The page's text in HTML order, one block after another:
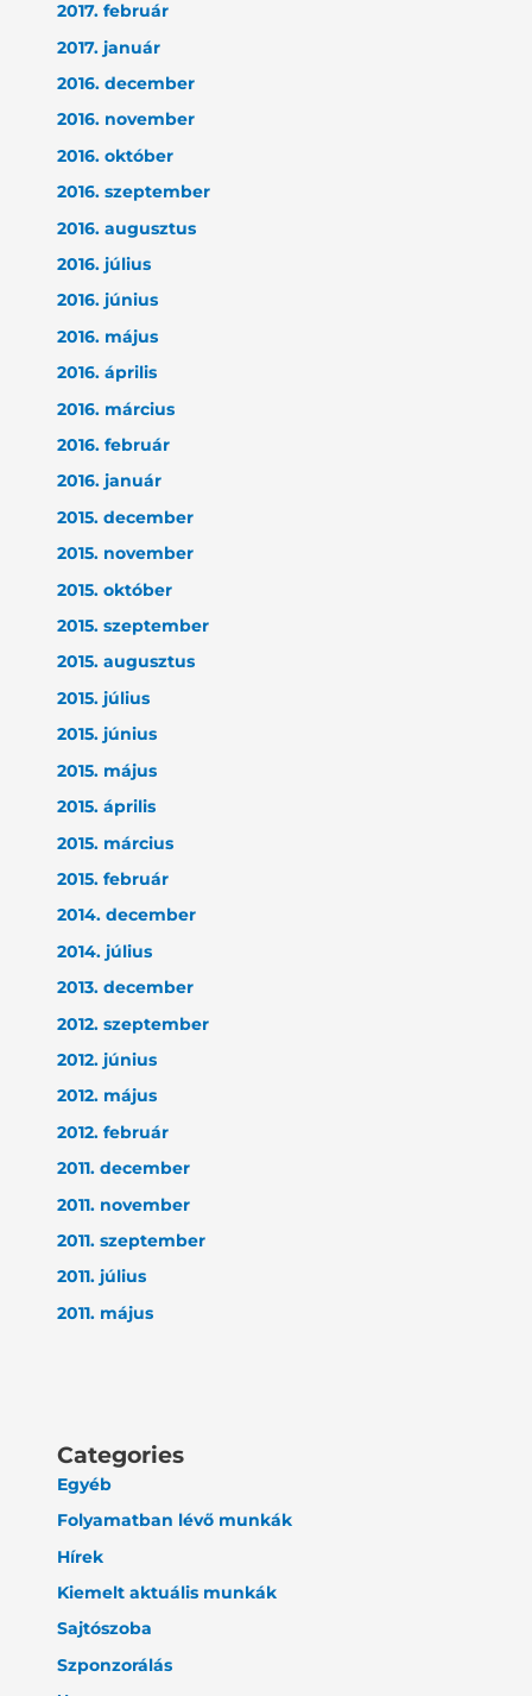
2017. február
2017. január
2016. december
2016. november
2016. október
2016. szeptember
2016. augusztus
2016. július
2016. június
2016. május
2016. április
2016. március
2016. február
2016. január
2015. december
2015. november
2015. október
2015. szeptember
2015. augusztus
2015. július
2015. június
2015. május
2015. április
2015. március
2015. február
2014. december
2014. július
2013. december
2012. szeptember
2012. június
2012. május
2012. február
2011. december
2011. november
2011. szeptember
2011. július
2011. május
Categories
Egyéb
Folyamatban lévő munkák
Hírek
Kiemelt aktuális munkák
Sajtószoba
Szponzorálás